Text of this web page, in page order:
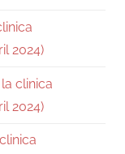
2024)
clinica
2024)